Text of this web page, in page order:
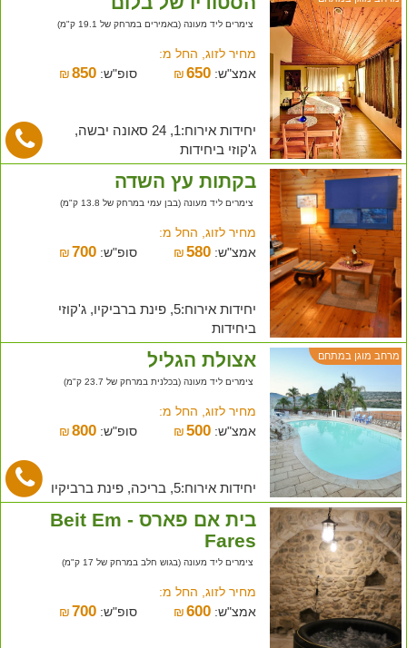
צימרים ליד מעונה (באמירים במרחק של 19.1 ק"מ)
מחיר לזוג, החל מ:
אמצ"ש:
₪650 סופ"ש: ₪ 850
יחידות אירוח:1, 24 סאונה יבשה,
ג'קוזי ביחידות
בקתות עץ השדה
צימרים ליד מעונה (בבן עמי במרחק של 13.8 ק"מ)
מחיר לזוג, החל מ:
אמצ"ש:
₪580 סופ"ש: ₪ 700
יחידות אירוח:5, פינת ברביקיו, ג'קוזי
ביחידות
מרחב מוגן במתחם אצולת הגליל
צימרים ליד מעונה (בכלנית במרחק של 23.7 ק"מ)
מחיר לזוג, החל מ:
אמצ"ש:
₪500 סופ"ש: ₪ 800
יחידות אירוח:5, בריכה, פינת ברביקיו
בית אם פארס - Beit Em
Fares
צימרים ליד מעונה (בגוש חלב במרחק של 17 ק"מ)
מחיר לזוג, החל מ:
אמצ"ש:
₪600 סופ"ש: ₪ 700